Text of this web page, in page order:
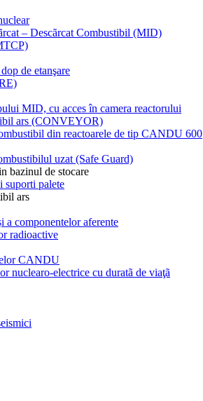
– Descãrcat Combustibil (MID)
de etanşare
MID, cu acces în camera reactorului
ars (CONVEYOR)
din reactoarele de tip CANDU 600
uzat (Safe Guard)
bazinul de stocare
suporti palete
ars
a componentelor aferente
radioactive
CANDU
nuclearo-electrice cu duratã de viaţã